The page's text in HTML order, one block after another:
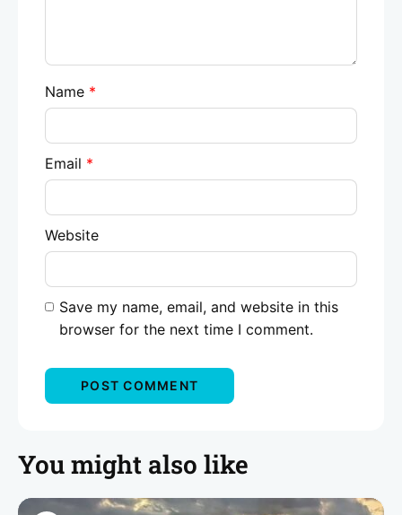
Name *
Email *
Website
Save my name, email, and website in this
browser for the next time I comment.
You might also like